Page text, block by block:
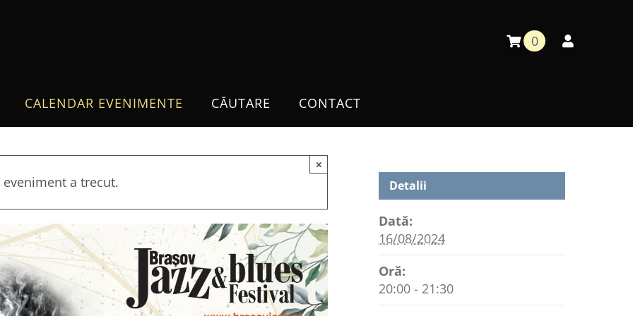
0
CALENDAR EVENIMENTE CĂUTARE CONTACT
eveniment a trecut.
×
Detalii
Dată:
16/08/2024
Oră:
20:00 - 21:30